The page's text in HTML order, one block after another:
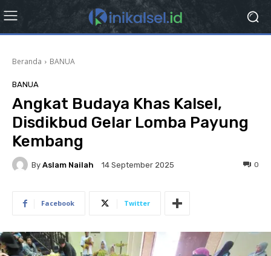
Beranda BANUA
BANUA
Angkat Budaya Khas Kalsel,
Disdikbud Gelar Lomba Payung
Kembang
By Aslam Nailah 14 September 2025 0
Facebook Twitter